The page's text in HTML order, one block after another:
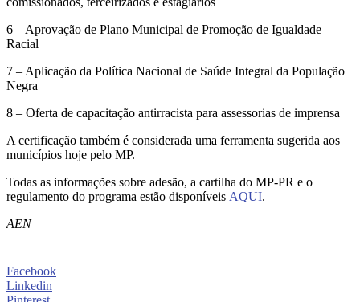
6 – Aprovação de Plano Municipal de Promoção de Igualdade
Racial
7 – Aplicação da Política Nacional de Saúde Integral da População
Negra
8 – Oferta de capacitação antirracista para assessorias de imprensa
A certificação também é considerada uma ferramenta sugerida aos
municípios hoje pelo MP.
Todas as informações sobre adesão, a cartilha do MP-PR e o
regulamento do programa estão disponíveis AQUI.
AEN
Facebook
Linkedin